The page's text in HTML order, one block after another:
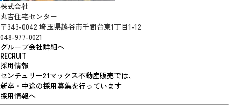
株式会社
丸吉住宅センター
〒343-0042 埼玉県越谷市千間台東1丁目1-12
048-977-0021
グループ会社詳細へ
RECRUIT
採用情報
センチュリー21マックス不動産販売では、
新卒・中途の採用募集を行っています
採用情報へ